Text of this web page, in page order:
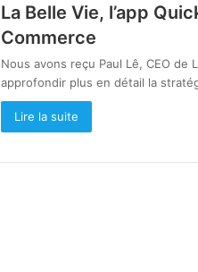
La Belle Vie, l’app
Commerce
Nous avons reçu Paul Lê, CEO de
approfondir plus en détail la
Lire la suite